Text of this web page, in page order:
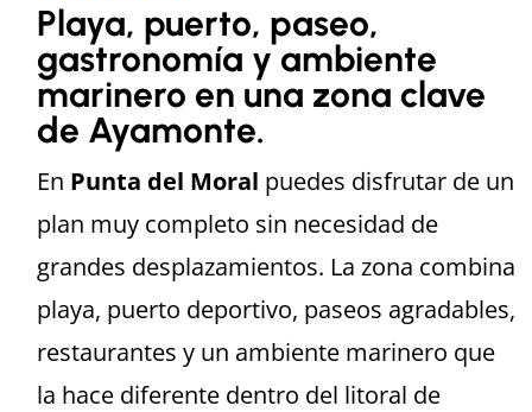
Playa, puerto, paseo,
gastronomía y ambiente
marinero en una zona clave
de Ayamonte.
En Punta del Moral puedes disfrutar de un
plan muy completo sin necesidad de
grandes desplazamientos. La zona combina
playa, puerto deportivo, paseos agradables,
restaurantes y un ambiente marinero que
la hace diferente dentro del litoral de